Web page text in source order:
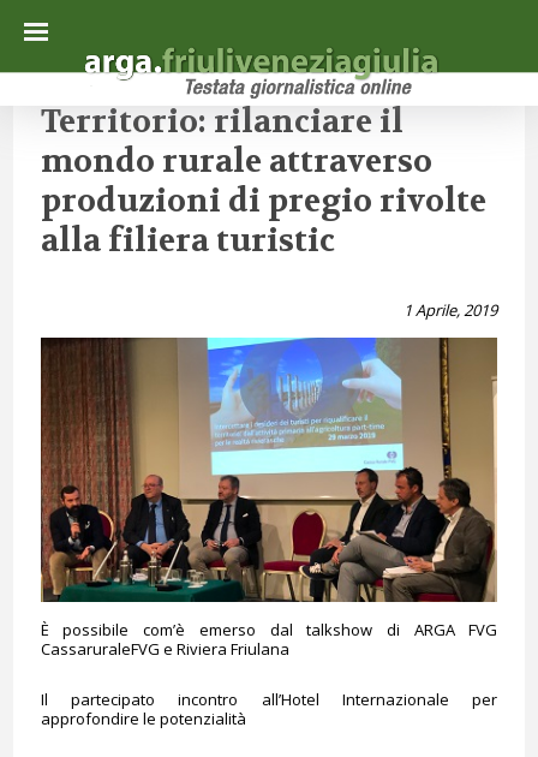
Territorio: rilanciare il
mondo rurale attraverso
produzioni di pregio rivolte
alla filiera turistic
1 Aprile, 2019
È possibile com’è emerso dal talkshow di ARGA FVG
CassaruraleFVG e Riviera Friulana
Il partecipato incontro all’Hotel Internazionale per
approfondire le potenzialità